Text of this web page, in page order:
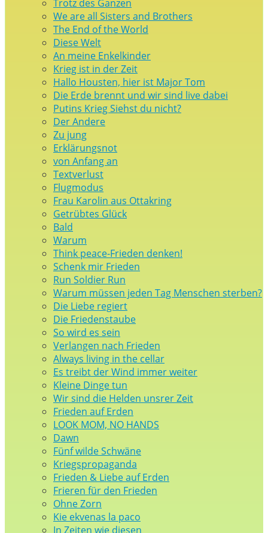
Trotz des Ganzen
We are all Sisters and Brothers
The End of the World
Diese Welt
An meine Enkelkinder
Krieg ist in der Zeit
Hallo Housten, hier ist Major Tom
Die Erde brennt und wir sind live dabei
Putins Krieg Siehst du nicht?
Der Andere
Zu jung
Erklärungsnot
von Anfang an
Textverlust
Flugmodus
Frau Karolin aus Ottakring
Getrübtes Glück
Bald
Warum
Think peace-Frieden denken!
Schenk mir Frieden
Run Soldier Run
Warum müssen jeden Tag Menschen sterben?
Die Liebe regiert
Die Friedenstaube
So wird es sein
Verlangen nach Frieden
Always living in the cellar
Es treibt der Wind immer weiter
Kleine Dinge tun
Wir sind die Helden unsrer Zeit
Frieden auf Erden
LOOK MOM, NO HANDS
Dawn
Fünf wilde Schwäne
Kriegspropaganda
Frieden & Liebe auf Erden
Frieren für den Frieden
Ohne Zorn
Kie ekvenas la paco
In Zeiten wie diesen